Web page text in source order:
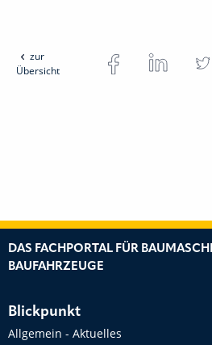
zur
Übersicht
DAS FACHPORTAL FÜR
BAUFAHRZEUGE
Blickpunkt
Allgemein - Aktuelles